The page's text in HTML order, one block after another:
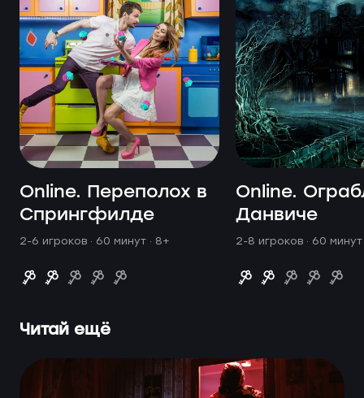
Online. Переполох в
Спрингфилде
2-6 игроков · 60 минут · 8+
Online.
Данвиче
2-8 игроков · 60
Читай ещё